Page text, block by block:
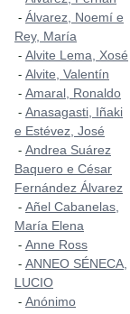
- Álvarez, Noemí e
Rey, María
- Alvite Lema, Xosé
- Alvite, Valentín
- Amaral, Ronaldo
- Anasagasti, Iñaki
e Estévez, José
- Andrea Suárez
Baquero e César
Fernández Álvarez
- Añel Cabanelas,
María Elena
- Anne Ross
- ANNEO SÉNECA,
LUCIO
- Anónimo